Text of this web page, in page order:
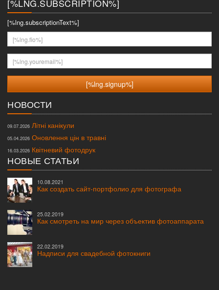
[%LNG.SUBSCRIPTION%]
[%lng.subscriptionText%]
[%lng.fio%]
[%lng.youremail%]
НОВОСТИ
09.07.2026 Літні канікули
05.04.2026 Оновлення цін в травні
16.03.2026 Квітневий фотодрук
НОВЫЕ СТАТЬИ
10.08.2021
Как создать сайт-портфолио для фотографа
25.02.2019
Как смотреть на мир через объектив фотоаппарата
22.02.2019
Надписи для свадебной фотокниги